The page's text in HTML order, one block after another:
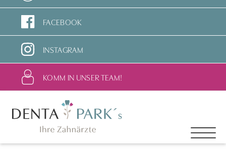
FACEBOOK
INSTAGRAM
KOMM IN UNSER TEAM!